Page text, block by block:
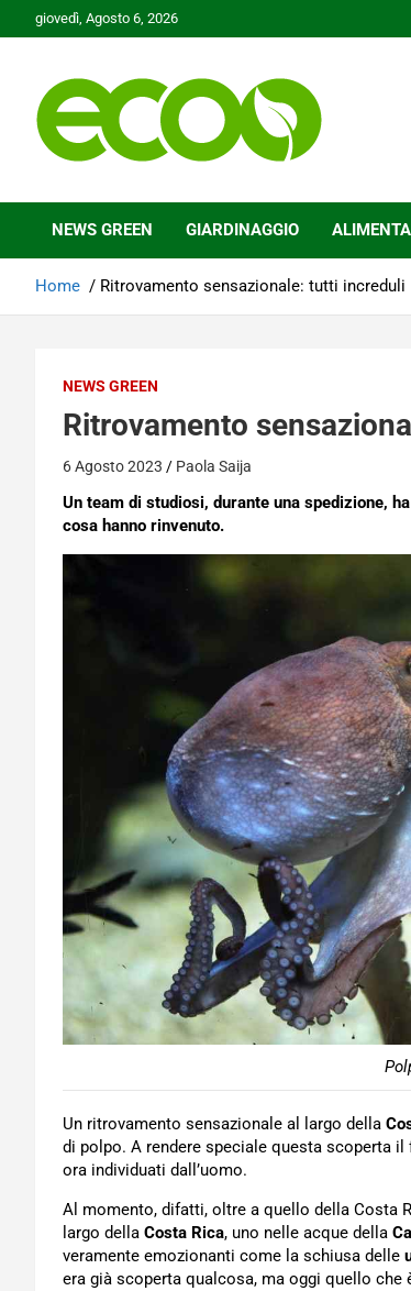
to
giovedì, Agosto 6, 2026
Ecoo.it
NEWS GREEN GIARDINAGGIO
Home Ritrovamento sensazionale: tutti increduli
NEWS GREEN
Ritrovamento
6 Agosto 2023 Paola Saija
Un team di studiosi, durante una spedizione,
cosa hanno rinvenuto.
Un ritrovamento sensazionale al largo della
di polpo. A rendere speciale questa scoperta
ora individuati dall’uomo.
Al momento, difatti, oltre a quello della Costa
largo della Costa Rica, uno nelle acque della
veramente emozionanti come la schiusa delle
era già scoperta qualcosa, ma oggi quello che